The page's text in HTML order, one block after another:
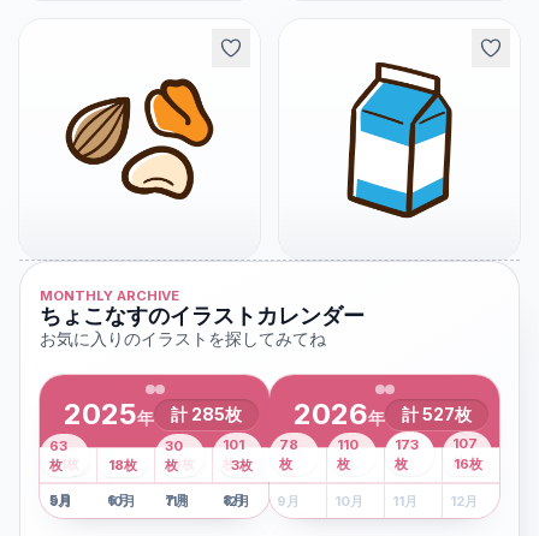
MONTHLY ARCHIVE
ちょこなすのイラストカレンダー
お気に入りのイラストを探してみてね
2025年 計 285枚
1月
2枚 2月 3月 4月
8枚
5月
41 枚
6月
13枚
7月
6枚
8月
101
枚
9月
63
枚
10月
18枚
11月
30
枚
12月
3枚
2026年 計527枚
1月 2月 3月
43
枚
4月
107
枚
5 月
78
枚
6月
110
枚
7月
173
枚
8月
16枚
9 月 10月 11月 12月